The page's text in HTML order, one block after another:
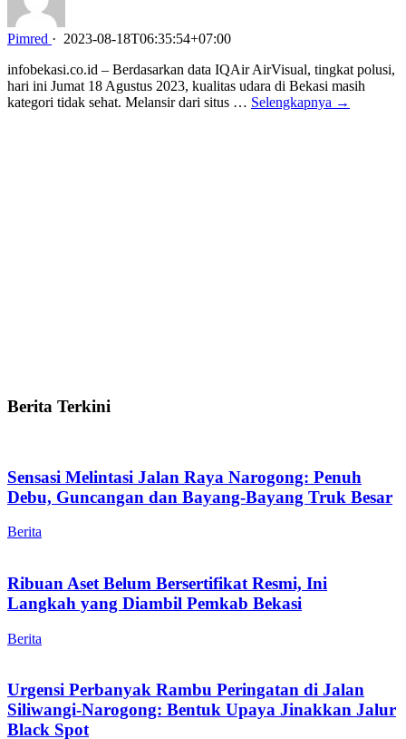
Pimred · 2023-08-18T06:35:54+07:00
infobekasi.co.id – Berdasarkan data IQAir AirVisual, tingkat polusi,
hari ini Jumat 18 Agustus 2023, kualitas udara di Bekasi masih
kategori tidak sehat. Melansir dari situs … Selengkapnya →
Berita Terkini
Sensasi Melintasi Jalan Raya Narogong: Penuh
Debu, Guncangan dan Bayang-Bayang Truk Besar
Berita
Ribuan Aset Belum Bersertifikat Resmi, Ini
Langkah yang Diambil Pemkab Bekasi
Berita
Urgensi Perbanyak Rambu Peringatan di Jalan
Siliwangi-Narogong: Bentuk Upaya Jinakkan Jalur
Black Spot